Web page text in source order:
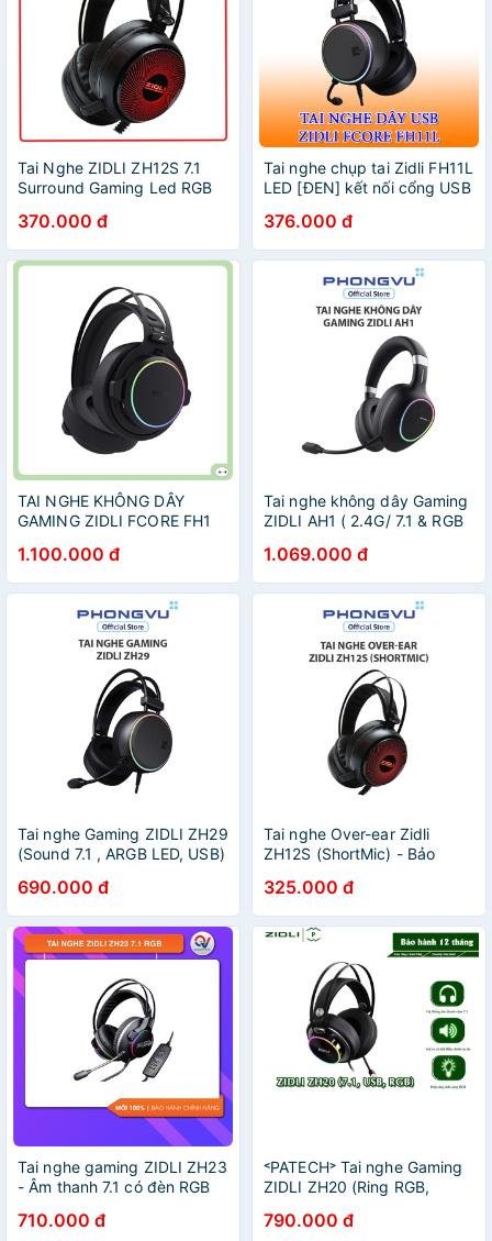
Tai Nghe ZIDLI ZH12S 7.1
Surround Gaming Led RGB
370.000 đ
Tai nghe chụp tai Zidli FH11L
LED [ĐEN] kết nối cổng USB
376.000 đ
TAI NGHE KHÔNG DÂY
GAMING ZIDLI FCORE FH1
CHÍNH HÃNG
1.100.000 đ
Tai nghe không dây Gaming
ZIDLI AH1 ( 2.4G/ 7.1 & RGB
1.069.000 đ
Tai nghe Gaming ZIDLI ZH29
(Sound 7.1 , ARGB LED, USB)
690.000 đ
Tai nghe Over-ear Zidli
ZH12S (ShortMic) - Bảo
325.000 đ
Tai nghe gaming ZIDLI ZH23
- Âm thanh 7.1 có đèn RGB
710.000 đ
˂PATECH˃ Tai nghe Gaming
ZIDLI ZH20 (Ring RGB,
Hãng
790.000 đ